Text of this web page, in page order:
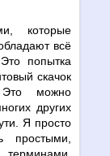
которые
всё
попытка
скачок
Это можно
других
Я просто
простыми,